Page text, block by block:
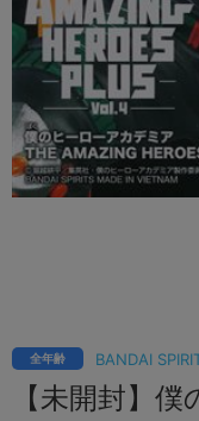
BANDAI
全年齢
【未開封】